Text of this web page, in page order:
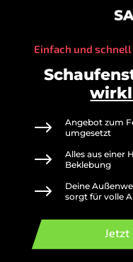
Einfach und
$
Angebot zum
umgesetzt
$
Alles aus einer
Beklebung
$
Deine
sorgt für volle